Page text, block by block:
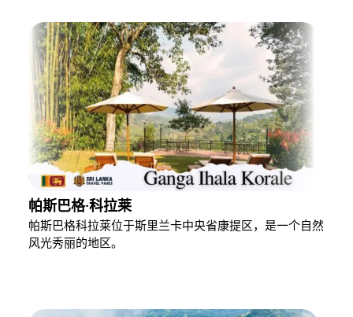
帕斯巴格·科拉莱
帕斯巴格科拉莱位于斯里兰卡中央省康提区，是一个自然
风光秀丽的地区。